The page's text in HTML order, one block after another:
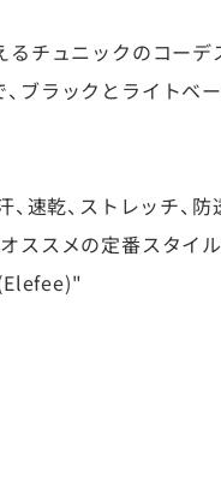
チュニックのコーデ
ブラックとライトベ
、速乾、ストレッチ、
ススメの定番スタイル